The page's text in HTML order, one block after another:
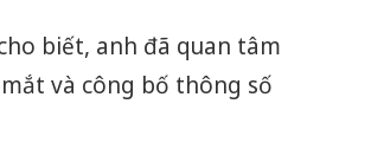
biết, anh đã quan tâm
và công bố thông số